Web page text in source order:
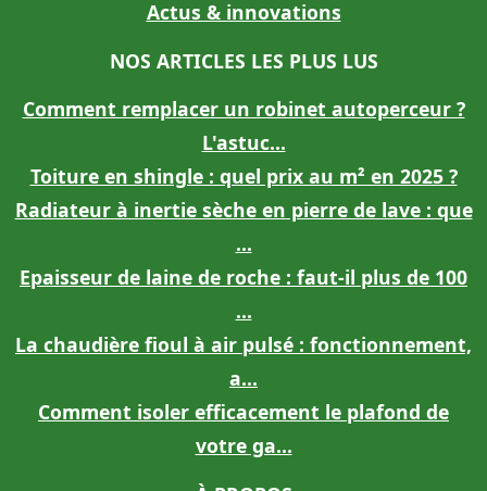
Actus & innovations
NOS ARTICLES LES PLUS LUS
Comment remplacer un robinet autoperceur ?
L'astuc...
Toiture en shingle : quel prix au m² en 2025 ?
Radiateur à inertie sèche en pierre de lave : que
...
Epaisseur de laine de roche : faut-il plus de 100
...
La chaudière fioul à air pulsé : fonctionnement,
a...
Comment isoler efficacement le plafond de
votre ga...